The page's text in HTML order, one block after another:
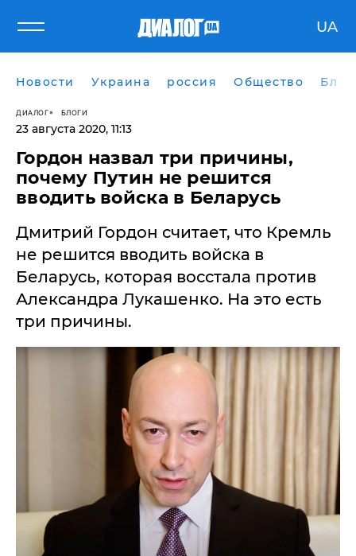
UA
Новости Украина россия Общество
ДИАЛОГ БЛОГИ
23 августа 2020, 11:13
Гордон назвал три причины,
почему Путин не решится
вводить войска в Беларусь
​Дмитрий Гордон считает, что Кремль
не решится вводить войска в
Беларусь, которая восстала против
Александра Лукашенко. На это есть
три причины.